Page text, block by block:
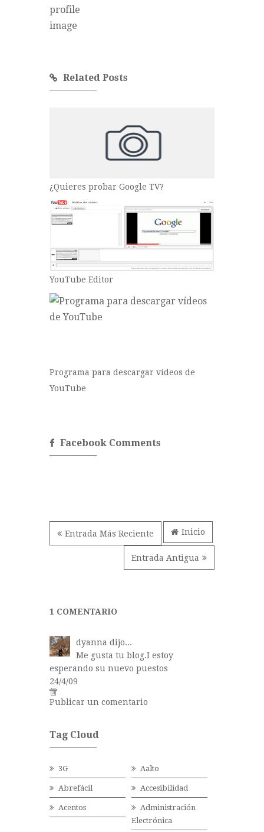
Related Posts
¿Quieres probar Google TV?
YouTube Editor
Programa para descargar vídeos de
YouTube
Facebook Comments
Entrada Más Reciente
Entrada Antigua
Inicio
1 COMENTARIO
dyanna dijo...
Me gusta tu blog.I estoy
esperando su nuevo puestos
24/4/09
Publicar un comentario
Tag Cloud
3G Aalto
Abrefácil Accesibilidad
Acentos
Administración
Electrónica